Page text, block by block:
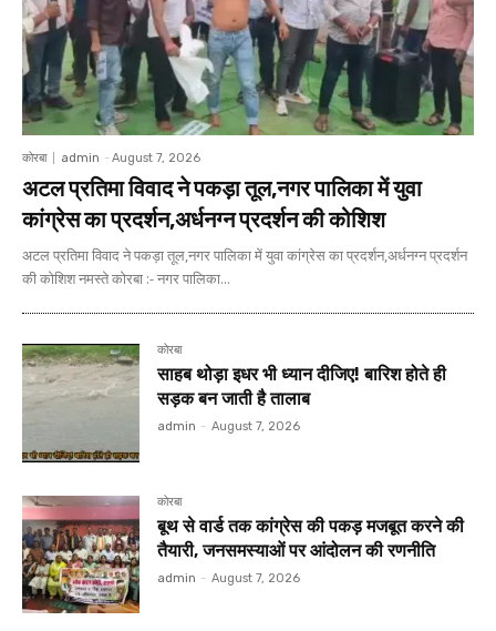
कोरबा admin - August 7, 2026
अटल प्रतिमा विवाद ने पकड़ा तूल,नगर पालिका में युवा
कांग्रेस का प्रदर्शन,अर्धनग्न प्रदर्शन की कोशिश
अटल प्रतिमा विवाद ने पकड़ा तूल,नगर पालिका में युवा कांग्रेस का प्रदर्शन,अर्धनग्न प्रदर्शन
की कोशिश नमस्ते कोरबा :- नगर पालिका...
कोरबा
साहब थोड़ा इधर भी ध्यान दीजिए! बारिश होते ही
सड़क बन जाती है तालाब
admin - August 7, 2026
कोरबा
बूथ से वार्ड तक कांग्रेस की पकड़ मजबूत करने की
तैयारी, जनसमस्याओं पर आंदोलन की रणनीति
admin - August 7, 2026